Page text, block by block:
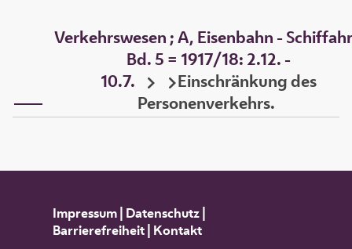
Verkehrswesen ; A, Eisenbahn -
Bd. 5 = 1917/18: 2.12. -
10.7.
Einschränkung des
Personenverkehrs.
Impressum| Datenschutz|
Barrierefreiheit| Kontakt